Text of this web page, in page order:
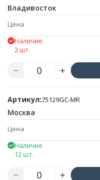
Владивосток
Цена
Наличие
2 шт.
Артикул:75129GC-MR
Москва
Цена
Наличие
12 шт.